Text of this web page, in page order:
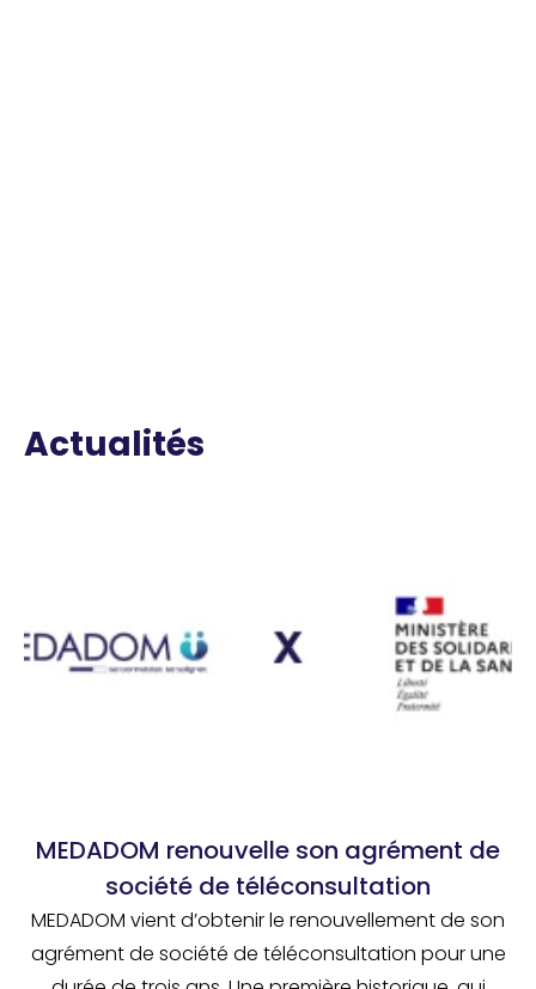
Actualités
MEDADOM renouvelle son agrément de
société de téléconsultation
MEDADOM vient d’obtenir le renouvellement de son
agrément de société de téléconsultation pour une